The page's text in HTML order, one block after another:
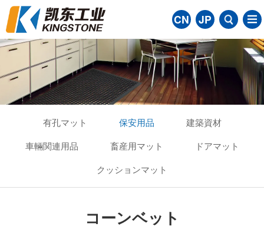
CN JP
有孔マット 保安用品
建築資材
車輛関連用品
畜産用マット
ドアマット
クッションマット
コーンベット